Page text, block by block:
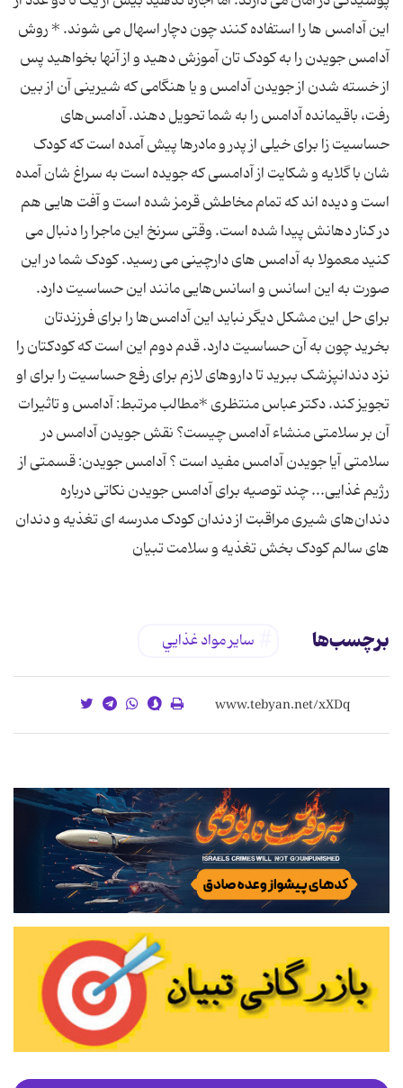
این آدامس‌ ها را استفاده کنند چون دچار اسهال می‌ شوند. * روش
آدامس جویدن را به کودک تان آموزش دهید و از آنها بخواهید پس
از خسته شدن از جویدن آدامس و یا هنگامی که شیرینی آن از بین
رفت،‌ باقیمانده آدامس را به شما تحویل دهند. آدامس‌های
حساسیت ‌زا برای خیلی از پدر و مادرها پیش آمده است که کودک
شان با گلایه و شکایت از آدامسی که جویده است به سراغ شان آمده
است و دیده ‌اند که تمام مخاطش قرمز شده است و آفت‌ هایی هم
در کنار دهانش پیدا شده است. وقتی سرنخ این ماجرا را دنبال می‌
کنید معمولا به آدامس‌ های دارچینی می ‌رسید. کودک شما در این
صورت به این اسانس و اسانس‌هایی مانند این حساسیت دارد.
برای حل این مشکل دیگر نباید این آدامس‌ها را برای فرزندتان
بخرید چون به آن حساسیت دارد. قدم دوم این است که کودکتان را
نزد دندانپزشک ببرید تا داروهای لازم برای رفع حساسیت را برای او
تجویز کند. دکتر عباس منتظری *مطالب مرتبط: آدامس و تاثیرات
آن بر سلامتی منشاء آدامس چیست؟ نقش جویدن آدامس در
سلامتی آیا جویدن آدامس مفید است ؟ آدامس جویدن: قسمتی از
رژیم غذایی... چند توصیه برای آدامس جویدن نکاتی درباره
دندان‌های شیری مراقبت از دندان کودک مدرسه ای تغذیه و دندان
های سالم کودک بخش تغذیه و سلامت تبیان
برچسب‌ها ساير مواد غذايي